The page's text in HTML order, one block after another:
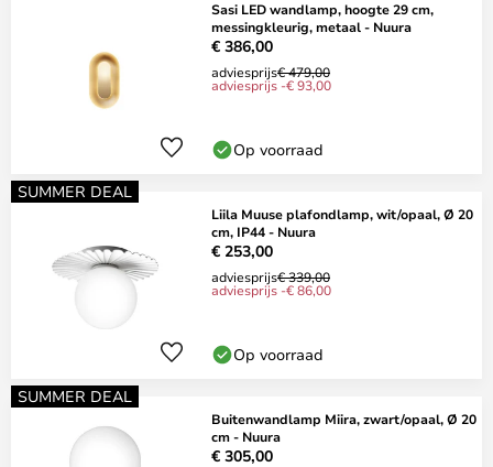
Sasi LED wandlamp, hoogte 29 cm,
messingkleurig, metaal - Nuura
€ 386,00
adviesprijs€ 479,00
adviesprijs -€ 93,00
Op voorraad
SUMMER DEAL
Liila Muuse plafondlamp, wit/opaal, Ø 20
cm, IP44 - Nuura
€ 253,00
adviesprijs€ 339,00
adviesprijs -€ 86,00
Op voorraad
SUMMER DEAL
Buitenwandlamp Miira, zwart/opaal, Ø 20
cm - Nuura
€ 305,00